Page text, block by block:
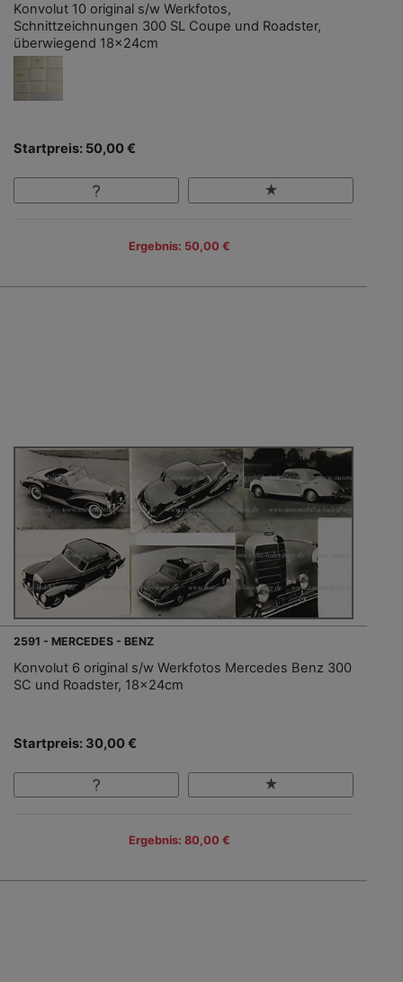
Konvolut 10 original s/w Werkfotos,
Schnittzeichnungen 300 SL Coupe und Roadster,
überwiegend 18x24cm
Startpreis: 50,00 €
Ergebnis: 50,00 €
2591 - MERCEDES - BENZ
Konvolut 6 original s/w Werkfotos Mercedes Benz 300
SC und Roadster, 18x24cm
Startpreis: 30,00 €
Ergebnis: 80,00 €